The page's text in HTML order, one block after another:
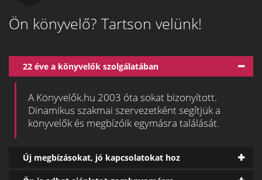
Ön könyvelő? Tartson velünk!
22 éve a könyvelők szolgálatában
A Könyvelők.hu 2003 óta sokat bizonyított.
Dinamikus szakmai szervezetként segítjük a
könyvelők és megbízóik egymásra találását.
Új megbízásokat, jó kapcsolatokat hoz